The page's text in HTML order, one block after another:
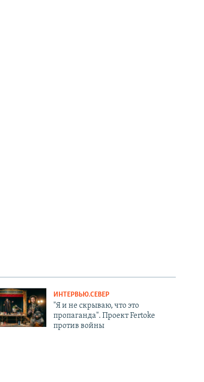
ИНТЕРВЬЮ.СЕВЕР
"Я и не скрываю, что это
пропаганда". Проект Fertoke
против войны